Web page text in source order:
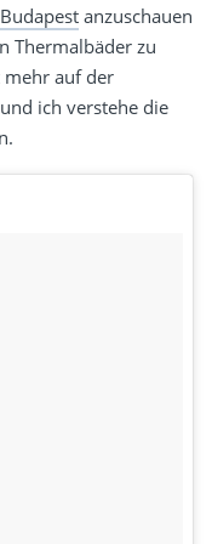
anzuschauen
Thermalbäder zu
mehr auf der
ich verstehe die